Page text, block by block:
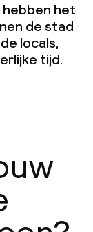
hebben het
de stad
locals,
tijd.